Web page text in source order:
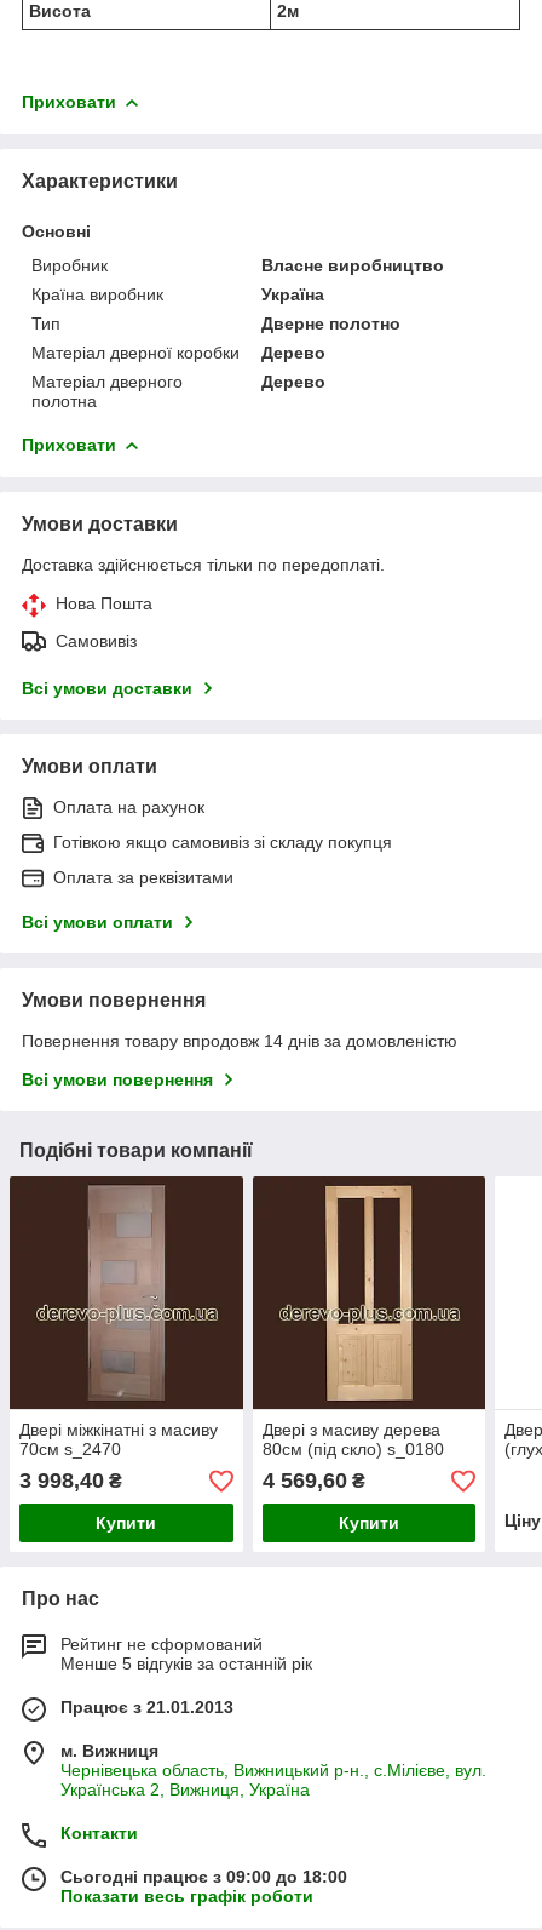
Висота
2м
Приховати
Характеристики
Основні
Виробник
Власне виробництво
Країна виробник
Україна
Тип
Дверне полотно
Матеріал дверної коробки
Дерево
Матеріал дверного
полотна
Дерево
Приховати
Умови доставки
Доставка здійснюється тільки по передоплаті.
Нова Пошта
Самовивіз
Всі умови доставки
Умови оплати
Оплата на рахунок
Готівкою якщо самовивіз зі складу покупця
Оплата за реквізитами
Всі умови оплати
Умови повернення
Повернення товару впродовж 14 днів за домовленістю
Всі умови повернення
Подібні товари компанії
Двері міжкінатні з масиву
70см s_2470
3 998,40 ₴
Купити
Двері з масиву дерева
80см (під скло) s_0180
4 569,60₴
Купити
Про нас
Рейтинг не сформований
Менше 5 відгуків за останній рік
Працює з 21.01.2013
м. Вижниця
Чернівецька область, Вижницький р-н., с.Мілієве, вул.
Українська 2, Вижниця, Україна
Контакти
Сьогодні працює з 09:00 до 18:00
Показати весь графік роботи